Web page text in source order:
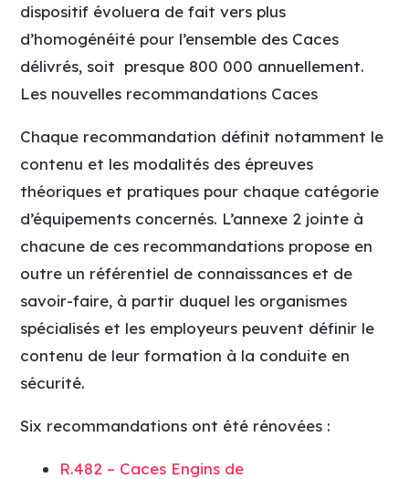
dispositif évoluera de fait vers plus
d’homogénéité pour l’ensemble des Caces
délivrés, soit presque 800 000 annuellement.
Les nouvelles recommandations Caces
Chaque recommandation définit notamment le
contenu et les modalités des épreuves
théoriques et pratiques pour chaque catégorie
d’équipements concernés. L’annexe 2 jointe à
chacune de ces recommandations propose en
outre un référentiel de connaissances et de
savoir-faire, à partir duquel les organismes
spécialisés et les employeurs peuvent définir le
contenu de leur formation à la conduite en
sécurité.
Six recommandations ont été rénovées :
R.482 – CacesEngins de